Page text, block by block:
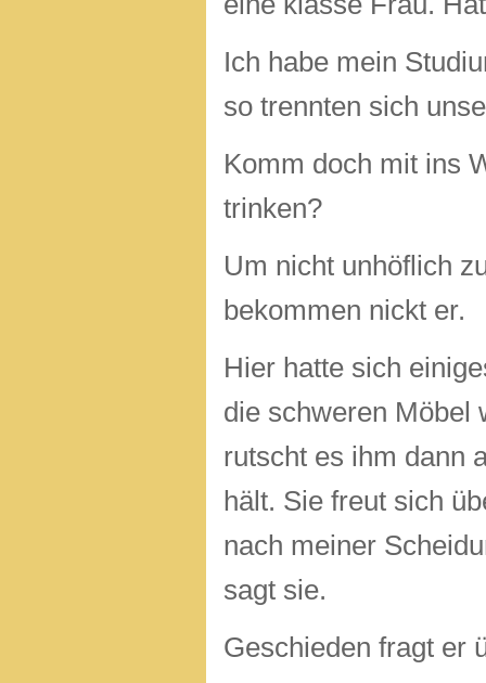
Ich habe mein
so trennten sich
Komm doch mit ins
trinken?
Um nicht unhöflich
bekommen nickt er.
Hier hatte sich
die schweren Möbel
rutscht es ihm dann
hält. Sie freut sich
nach meiner
sagt sie.
Geschieden fragt er